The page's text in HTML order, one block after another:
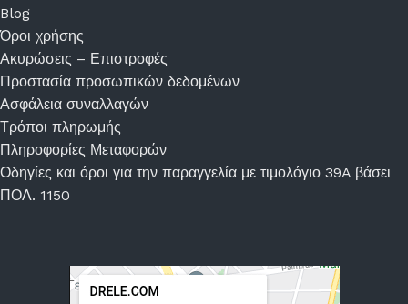
Blog
Όροι χρήσης
Ακυρώσεις – Επιστροφές
Προστασία προσωπικών δεδομένων
Ασφάλεια συναλλαγών
Τρόποι πληρωμής
Πληροφορίες Μεταφορών
Οδηγίες και όροι για την παραγγελία με τιμολόγιο 39A βάσει
ΠΟΛ. 1150